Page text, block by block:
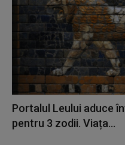
Portalul Leului aduce
pentru 3 zodii. Viața...